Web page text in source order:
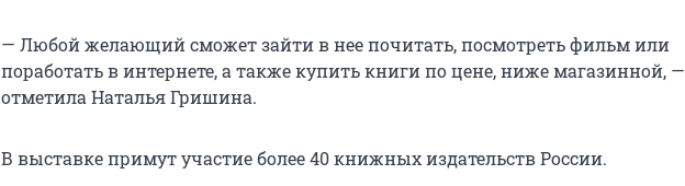
— Любой желающий сможет зайти в нее почитать, посмотреть фильм или
поработать в интернете, а также купить книги по цене, ниже магазинной, —
отметила Наталья Гришина.
В выставке примут участие более 40 книжных издательств России.